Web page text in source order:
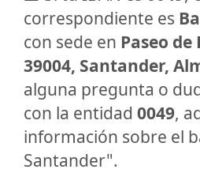
correspondiente es
con sede en Paseo de
39004, Santander,
alguna pregunta o
con la entidad 0049,
información sobre el
Santander".